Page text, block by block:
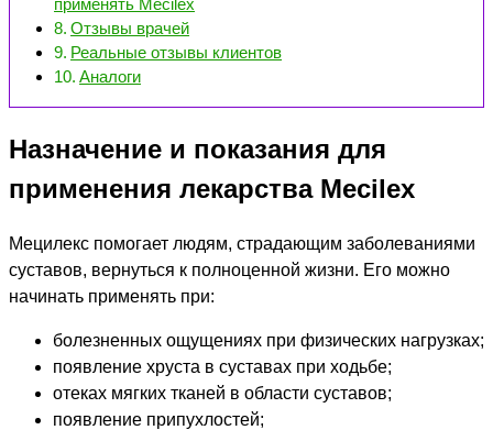
применять Mecilex
Отзывы врачей
Реальные отзывы клиентов
Аналоги
Назначение и показания для
применения лекарства Mecilex
Мецилекс помогает людям, страдающим заболеваниями
суставов, вернуться к полноценной жизни. Его можно
начинать применять при:
болезненных ощущениях при физических нагрузках;
появление хруста в суставах при ходьбе;
отеках мягких тканей в области суставов;
появление припухлостей;